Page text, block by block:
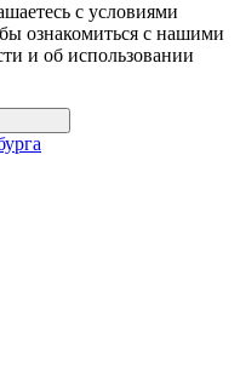
с условиями
ознакомиться с нашими
и об использовании